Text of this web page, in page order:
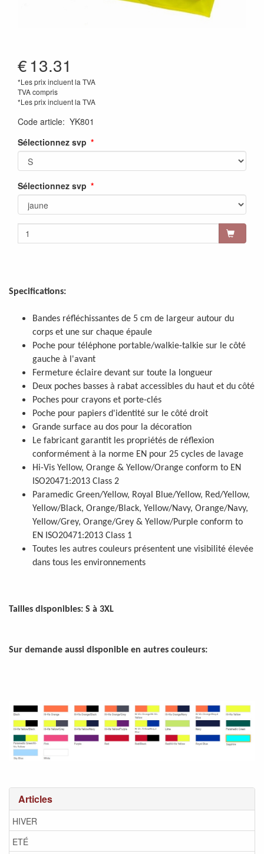
Articles
HIVER
ETÉ
€13.31
*Les prix incluent la TVA
TVA compris
*Les prix incluent la TVA
Code article: YK801
Sélectionnez svp
Sélectionnez svp
Specifications:
Bandes réfléchissantes de 5 cm de largeur autour du
corps et une sur chaque épaule
Poche pour téléphone portable/walkie-talkie sur le côté
gauche à l'avant
Fermeture éclaire devant sur toute la longueur
Deux poches basses à rabat accessibles du haut et du côté
Poches pour crayons et porte-clés
Poche pour papiers d'identité sur le côté droit
Grande surface au dos pour la décoration
Le fabricant garantit les propriétés de réflexion
conformément à la norme EN pour 25 cycles de lavage
Hi-Vis Yellow, Orange & Yellow/Orange conform to EN
ISO20471:2013 Class 2
Paramedic Green/Yellow, Royal Blue/Yellow, Red/Yellow,
Yellow/Black, Orange/Black, Yellow/Navy, Orange/Navy,
Yellow/Grey, Orange/Grey & Yellow/Purple conform to
EN ISO20471:2013 Class 1
Toutes les autres couleurs présentent une visibilité élevée
dans tous les environnements
Tailles disponibles: S à 3XL
Sur demande aussi disponible en autres couleurs: